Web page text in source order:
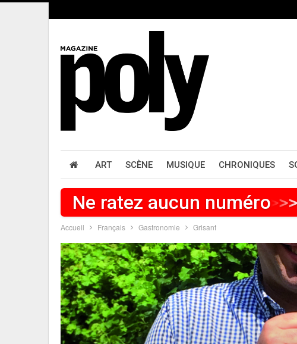
ART SCÈNE MUSIQUE CHRONIQUES
Ne ratez aucun numéro>>
Accueil Français Gastronomie Grisant